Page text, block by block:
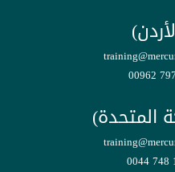
00962
المتحدة)
0044 748